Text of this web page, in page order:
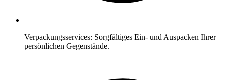
Verpackungsservices: Sorgfältiges Ein- und Auspacken Ihrer
persönlichen Gegenstände.